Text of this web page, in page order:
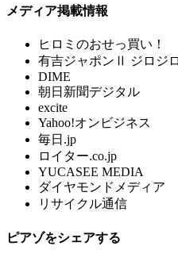
メディア掲載情報
ヒロミのおせっ買い！
有吉ジャポンⅡ ジロジ
DIME
朝日新聞デジタル
excite
Yahoo!オンビジネス
毎日.jp
ロイター.co.jp
YUCASEE MEDIA
ダイヤモンドメディア
リサイクル通信
ピアゾをシェアする